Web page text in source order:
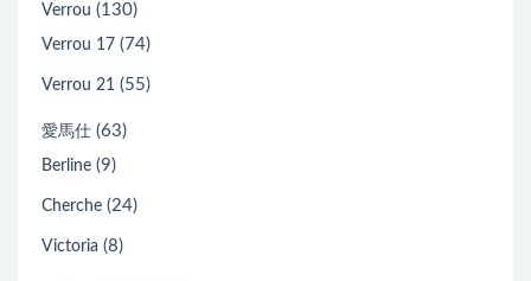
Verrou (130)
Verrou 17 (74)
Verrou 21 (55)
愛馬仕 (63)
Berline (9)
Cherche (24)
Victoria (8)